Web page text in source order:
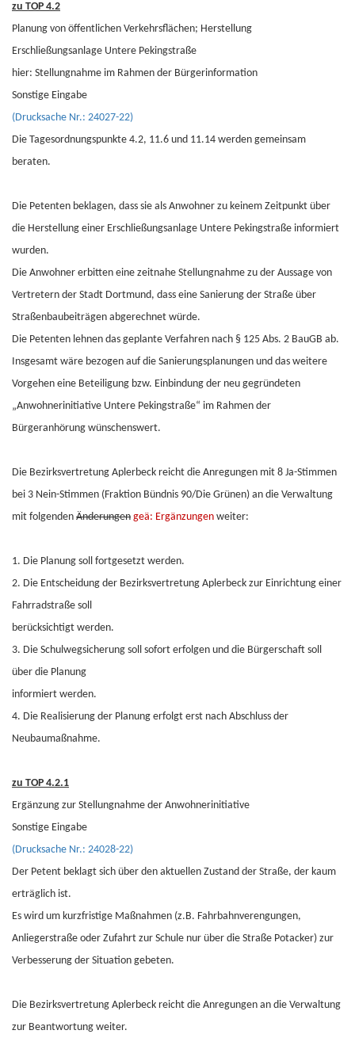
zu TOP 4.2
Planung von öffentlichen Verkehrsflächen; Herstellung
Erschließungsanlage Untere Pekingstraße
hier: Stellungnahme im Rahmen der Bürgerinformation
Sonstige Eingabe
(Drucksache Nr.: 24027-22)
Die Tagesordnungspunkte 4.2, 11.6 und 11.14 werden gemeinsam
beraten.
Die Petenten beklagen, dass sie als Anwohner zu keinem Zeitpunkt über
die Herstellung einer Erschließungsanlage Untere Pekingstraße informiert
wurden.
Die Anwohner erbitten eine zeitnahe Stellungnahme zu der Aussage von
Vertretern der Stadt Dortmund, dass eine Sanierung der Straße über
Straßenbaubeiträgen abgerechnet würde.
Die Petenten lehnen das geplante Verfahren nach § 125 Abs. 2 BauGB ab.
Insgesamt wäre bezogen auf die Sanierungsplanungen und das weitere
Vorgehen eine Beteiligung bzw. Einbindung der neu gegründeten
„Anwohnerinitiative Untere Pekingstraße“ im Rahmen der
Bürgeranhörung wünschenswert.
Die Bezirksvertretung Aplerbeck reicht die Anregungen mit 8 Ja-Stimmen
bei 3 Nein-Stimmen (Fraktion Bündnis 90/Die Grünen) an die Verwaltung
mit folgenden Änderungen geä: Ergänzungen weiter:
1. Die Planung soll fortgesetzt werden.
2. Die Entscheidung der Bezirksvertretung Aplerbeck zur Einrichtung einer
Fahrradstraße soll
berücksichtigt werden.
3. Die Schulwegsicherung soll sofort erfolgen und die Bürgerschaft soll
über die Planung
informiert werden.
4. Die Realisierung der Planung erfolgt erst nach Abschluss der
Neubaumaßnahme.
zu TOP 4.2.1
Ergänzung zur Stellungnahme der Anwohnerinitiative
Sonstige Eingabe
(Drucksache Nr.: 24028-22)
Der Petent beklagt sich über den aktuellen Zustand der Straße, der kaum
erträglich ist.
Es wird um kurzfristige Maßnahmen (z.B. Fahrbahnverengungen,
Anliegerstraße oder Zufahrt zur Schule nur über die Straße Potacker) zur
Verbesserung der Situation gebeten.
Die Bezirksvertretung Aplerbeck reicht die Anregungen an die Verwaltung
zur Beantwortung weiter.